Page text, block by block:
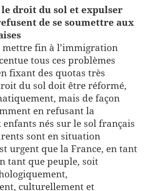
droit du sol et expulser
de se soumettre aux
mettre fin à l’immigration
tous ces problèmes
fixant des quotas très
du sol doit être réformé,
mais de façon
en refusant la
nés sur le sol français
sont en situation
urgent que la France, en tant
tant que peuple, soit
culturellement et